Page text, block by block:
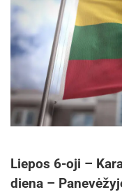
Liepos 6-oji –
diena –